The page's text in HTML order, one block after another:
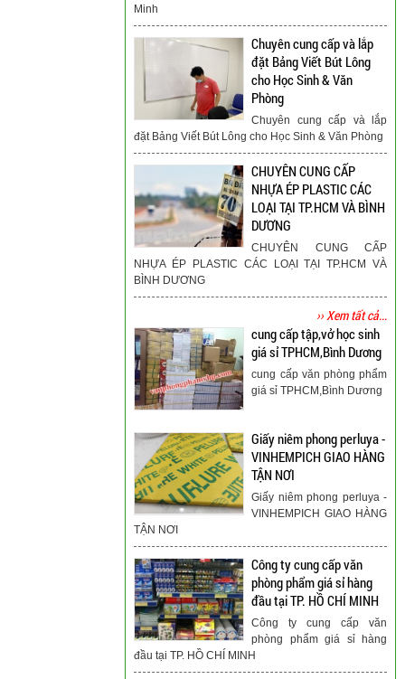
Minh
Chuyên cung cấp và lắp
đặt Bảng Viết Bút Lông
cho Học Sinh & Văn
Phòng
Chuyên cung cấp và lắp
đặt Bảng Viết Bút Lông cho Học Sinh & Văn Phòng
CHUYÊN CUNG CẤP
NHỰA ÉP PLASTIC CÁC
LOẠI TẠI TP.HCM VÀ BÌNH
DƯƠNG
CHUYÊN CUNG CẤP
NHỰA ÉP PLASTIC CÁC LOẠI TẠI TP.HCM VÀ
BÌNH DƯƠNG
›› Xem tất cả...
cung cấp tập,vở học sinh
giá sỉ TPHCM,Bình Dương
cung cấp văn phòng phẩm
giá sỉ TPHCM,Bình Dương
Giấy niêm phong perluya -
VINHEMPICH GIAO HÀNG
TẬN NƠI
Giấy niêm phong perluya -
VINHEMPICH GIAO HÀNG
TẬN NƠI
Công ty cung cấp văn
phòng phẩm giá sỉ hàng
đầu tại TP. HỒ CHÍ MINH
Công ty cung cấp văn
phòng phẩm giá sỉ hàng
đầu tại TP. HỒ CHÍ MINH